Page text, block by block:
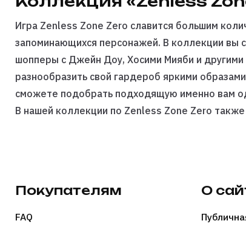
Игра Zenless Zone Zero славится большим
запоминающихся персонажей. В коллекции вы
шопперы с Джейн Доу, Хосими Мияби и другими
разнообразить свой гардероб яркими
сможете подобрать подходящую именно вам
В нашей коллекции по Zenless Zone Zero
Покупателям
FAQ
О